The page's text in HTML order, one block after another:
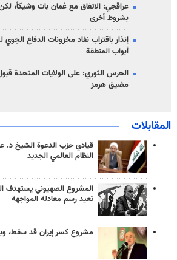
عراقجي: الاتفاق مع عُمان بات وشيكاً،
بشروط أخرى
إنذار باقتراب نفاد مخزونات الدفاع
أبواب المنطقة
الحرس الثوري: على الولايات المتحدة
مضيق هرمز
المقابلات
قيادي حزب الدعوة الشيخ د.
النظام العالمي الجديد
المشروع الصهيوني يستهدف
تعيد رسم معادلة المواجهة
مشروع كسر إيران قد سقط،